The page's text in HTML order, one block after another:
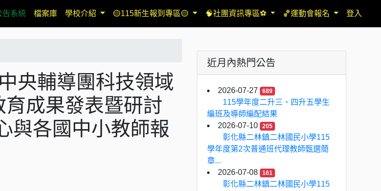
告系統 檔案庫 學校介紹 🟡115新生報到專區🟡 🧠社團資訊專區⚽ 🏀運動會報名 登入
央輔導團科技領域
成果發表暨研討
與各國中小教師報
近月內熱門公告
2026-07-27 689
115學年度二升三、四升五學生
編班及導師編配結果
2026-07-10
205
彰化縣二林鎮二林國民小學115
學年度第2次普通班代理教師甄選簡
章...
2026-07-08
161
彰化縣二林鎮二林國民小學115